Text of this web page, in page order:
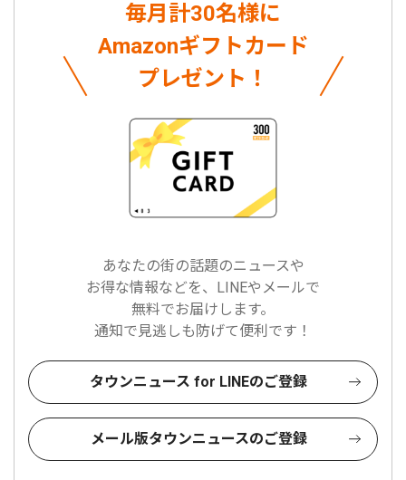
毎月計30名様に
Amazonギフトカード
プレゼント！
あなたの街の話題のニュースや
お得な情報などを、LINEやメールで
無料でお届けします。
通知で見逃しも防げて便利です！
タウンニュース for LINEのご登録
メール版タウンニュースのご登録